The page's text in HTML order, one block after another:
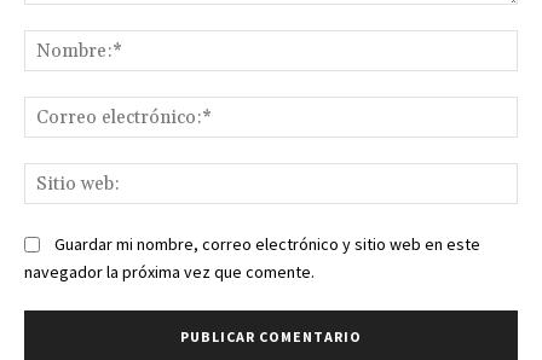
Guardar mi nombre, correo electrónico y sitio web en este
navegador la próxima vez que comente.